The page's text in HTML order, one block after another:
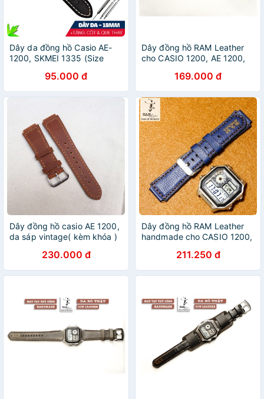
Dây da đồng hồ Casio AE-
1200, SKMEI 1335 (Size
95.000 đ
Dây đồng hồ RAM Leather
cho CASIO 1200, AE 1200,
Size 18MM169.000 đ
Dây đồng hồ casio AE 1200,
da sáp vintage( kèm khóa )
230.000 đ
Dây đồng hồ RAM Leather
handmade cho CASIO 1200,
A168 , Size 18211.250 đ